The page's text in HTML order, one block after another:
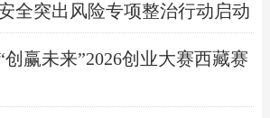
全突出风险专项整治行动启动
赢未来”2026创业大赛西藏赛